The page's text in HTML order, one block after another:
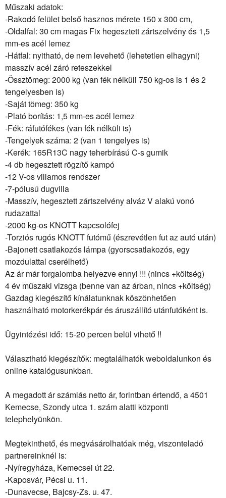
Műszaki adatok:
-Rakodó felület belső hasznos mérete 150 x 300 cm,
-Oldalfal: 30 cm magas Fix hegesztett zártszelvény és 1,5
mm-es acél lemez
-Hátfal: nyitható, de nem levehető (lehetetlen elhagyni)
masszív acél záró reteszekkel
-Össztömeg: 2000 kg (van fék nélküli 750 kg-os is 1 és 2
tengelyesben is)
-Saját tömeg: 350 kg
-Plató borítás: 1,5 mm-es acél lemez
-Fék: ráfutófékes (van fék nélküli is)
-Tengelyek száma: 2 (van 1 tengelyes is)
-Kerék: 165R13C nagy teherbírású C-s gumik
-4 db hegesztett rögzítő kampó
-12 V-os villamos rendszer
-7-pólusú dugvilla
-Masszív, hegesztett zártszelvény alváz V alakú vonó
rudazattal
-2000 kg-os KNOTT kapcsolófej
-Torziós rugós KNOTT futómű (észrevétlen fut az autó után)
-Bajonett csatlakozós lámpa (gyorscsatlakozós, egy
mozdulattal cserélhető)
Az ár már forgalomba helyezve ennyi !!! (nincs +költség)
4 év műszaki vizsga (benne van az árban, nincs +költség)
Gazdag kiegészítő kínálatunknak köszönhetően
használható motorkerékpár és áruszállító utánfutóként is.
Ügyintézési idő: 15-20 percen belül vihető !!
Választható kiegészítők: megtalálhatók weboldalunkon és
online katalógusunkban.
A megadott ár számlás netto ár, forintban értendő, a 4501
Kemecse, Szondy utca 1. szám alatti központi
telephelyünkön.
Megtekinthető, és megvásárolhatóak még, viszonteladó
partnereinknél is:
-Nyíregyháza, Kemecsei út 22.
-Kaposvár, Pécsi u. 11.
-Dunavecse, Bajcsy-Zs. u. 47.